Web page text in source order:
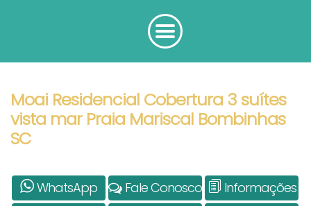
Moai Residencial Cobertura 3 suítes
vista mar Praia Mariscal Bombinhas
SC
WhatsApp Fale Conosco
Informações